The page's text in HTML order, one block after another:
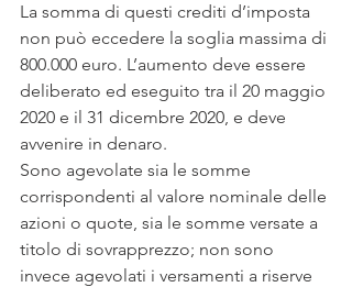
La somma di questi crediti d’imposta
non può eccedere la soglia massima di
800.000 euro. L’aumento deve essere
deliberato ed eseguito tra il 20 maggio
2020 e il 31 dicembre 2020, e deve
avvenire in denaro.
Sono agevolate sia le somme
corrispondenti al valore nominale delle
azioni o quote, sia le somme versate a
titolo di sovrapprezzo; non sono
invece agevolati i versamenti a riserve